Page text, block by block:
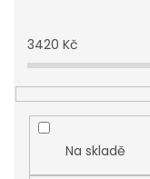
p
r
o
d
u
k
ů
3420 Kč
Na skladě